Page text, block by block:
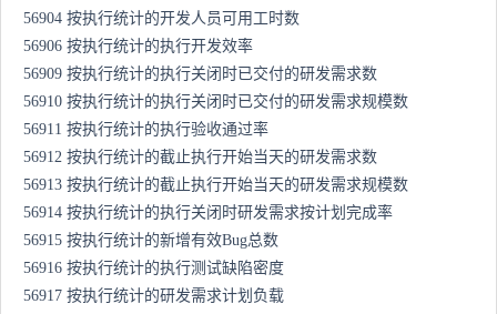
56904 按执行统计的开发人员可用工时数
56906 按执行统计的执行开发效率
56909 按执行统计的执行关闭时已交付的研发需求数
56910 按执行统计的执行关闭时已交付的研发需求规模数
56911 按执行统计的执行验收通过率
56912 按执行统计的截止执行开始当天的研发需求数
56913 按执行统计的截止执行开始当天的研发需求规模数
56914 按执行统计的执行关闭时研发需求按计划完成率
56915 按执行统计的新增有效Bug总数
56916 按执行统计的执行测试缺陷密度
56917 按执行统计的研发需求计划负载